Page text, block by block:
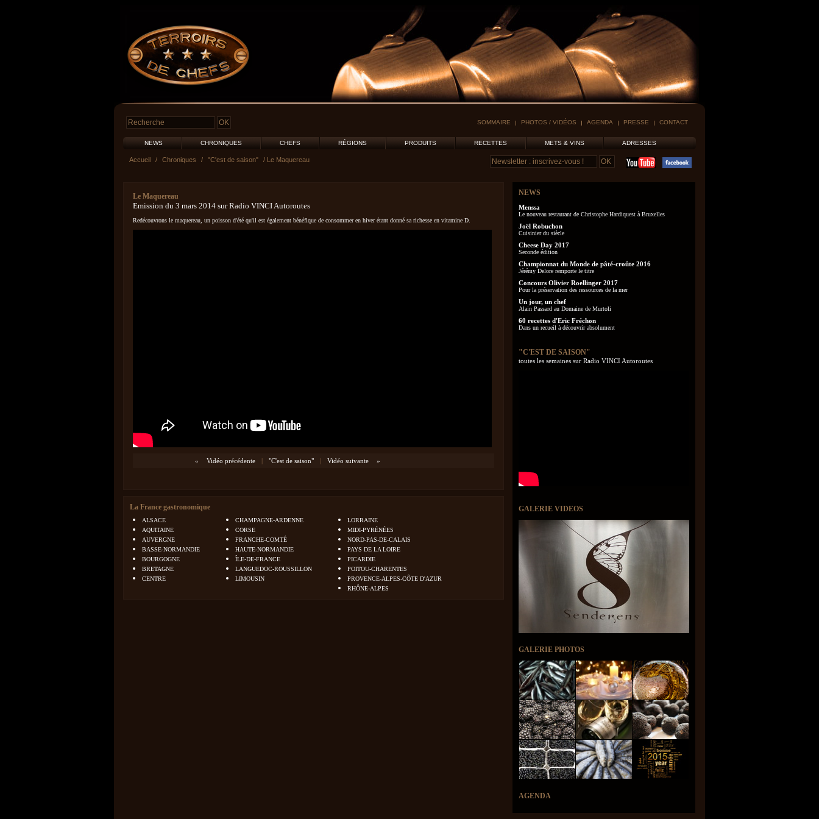
SOMMAIRE PHOTOS / VIDÉOS AGENDA PRESSE CONTACT
NEWS CHRONIQUES CHEFS RÉGIONS PRODUITS RECETTES METS & VINS ADRESSES
Accueil / Chroniques / "C'est de saison" / Le Maquereau
Le Maquereau
Emission du 3 mars 2014 sur Radio VINCI Autoroutes
Redécouvrons le maquereau, un poisson d'été qu'il est également bénéfique de consommer en hiver étant donné sa richesse en vitamine D.
« Vidéo précédente | "C'est de saison" | Vidéo suivante »
La France gastronomique
ALSACE
AQUITAINE
AUVERGNE
BASSE-NORMANDIE
BOURGOGNE
BRETAGNE
CENTRE
CHAMPAGNE-ARDENNE
CORSE
FRANCHE-COMTÉ
HAUTE-NORMANDIE
ÎLE-DE-FRANCE
LANGUEDOC-ROUSSILLON
LIMOUSIN
LORRAINE
MIDI-PYRÉNÉES
NORD-PAS-DE-CALAIS
PAYS DE LA LOIRE
PICARDIE
POITOU-CHARENTES
PROVENCE-ALPES-CÔTE D'AZUR
RHÔNE-ALPES
NEWS
Menssa
Le nouveau restaurant de Christophe Hardiquest à Bruxelles
Joël Robuchon
Cuisinier du siècle
Cheese Day 2017
Seconde édition
Championnat du Monde de pâté-croûte 2016
Jérémy Delore remporte le titre
Concours Olivier Roellinger 2017
Pour la préservation des ressources de la mer
Un jour, un chef
Alain Passard au Domaine de Murtoli
60 recettes d'Eric Fréchon
Dans un recueil à découvrir absolument
"C'EST DE SAISON"
toutes les semaines sur Radio VINCI Autoroutes
GALERIE VIDEOS
GALERIE PHOTOS
AGENDA